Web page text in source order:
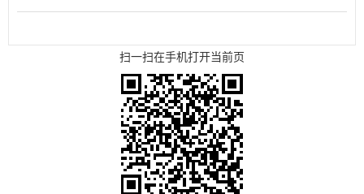
扫一扫在手机打开当前页